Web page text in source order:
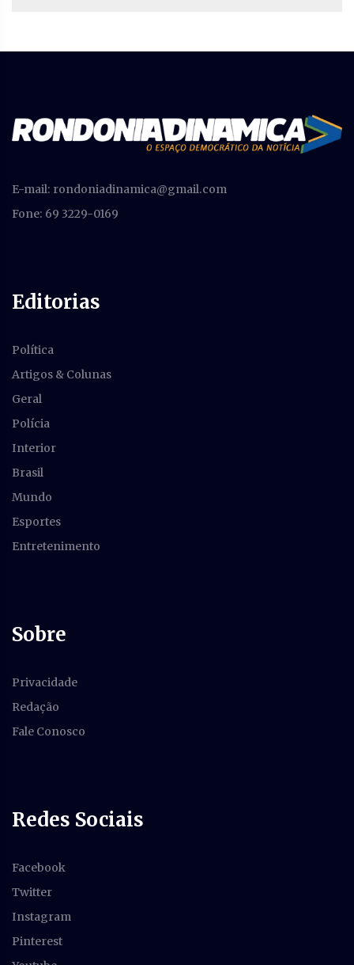
E-mail: rondoniadinamica@gmail.com
Fone: 69 3229-0169
Editorias
Política
Artigos & Colunas
Geral
Polícia
Interior
Brasil
Mundo
Esportes
Entretenimento
Sobre
Privacidade
Redação
Fale Conosco
Redes Sociais
Facebook
Twitter
Instagram
Pinterest